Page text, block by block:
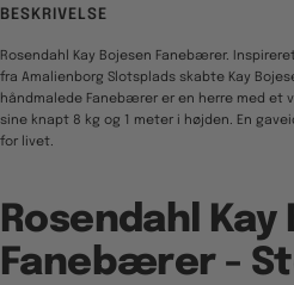
BESKRIVELSE
Rosendahl Kay Bojesen Fanebærer.
fra Amalienborg Slotsplads skabte Kay
håndmalede Fanebærer er en herre med et
sine knapt 8 kg og 1 meter i højden. En
for livet.
Rosendahl Kay
Fanebærer -